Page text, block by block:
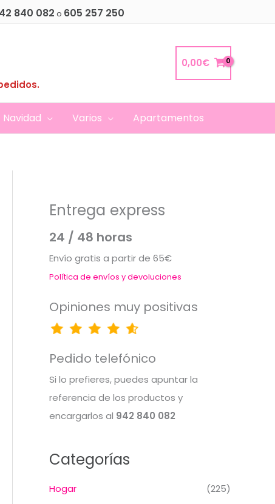
840 082 o 605 257 250
0,00€
Navidad Varios Apartamentos
Entrega express
24 / 48 horas
Envío gratis a partir de 65€
Política de envíos y devoluciones
Opiniones muy positivas
Pedido telefónico
Si lo prefieres, puedes apuntar la
referencia de los productos y
encargarlos al 942 840 082
Categorías
Hogar
(225)